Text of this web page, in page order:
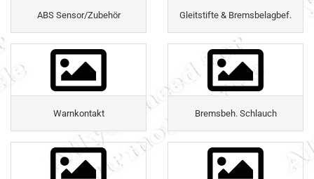
ABS Sensor/Zubehör Gleitstifte & Bremsbelagbef.
Warnkontakt Bremsbeh. Schlauch